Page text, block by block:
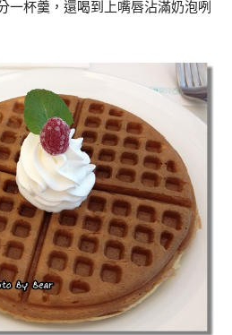
一杯羹，還喝到上嘴唇沾滿奶泡咧